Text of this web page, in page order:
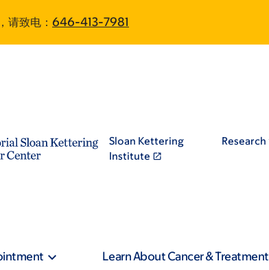
请致电： 646-413-7981
Sloan Kettering
Institute
Research
Learn About Cancer & Treatment